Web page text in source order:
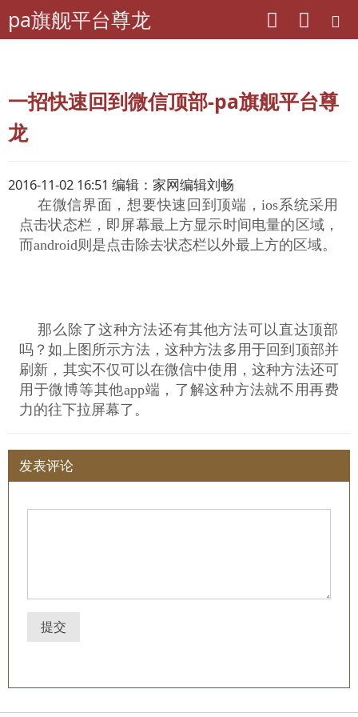
pa旗舰平台尊龙
pa旗舰平台尊龙 理财 网上课堂
一招快速回到微信顶部-pa旗舰平台尊
龙
2016-11-02 16:51 编辑：家网编辑刘畅
点击状态栏，即屏幕最上方显示时间电量的区域，
而android则是点击除去状态栏以外最上方的区域。
吗？如上图所示方法，这种方法多用于回到顶部并
刷新，其实不仅可以在微信中使用，这种方法还可
用于微博等其他app端，了解这种方法就不用再费
力的往下拉屏幕了。
发表评论
提交